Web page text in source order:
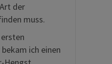
der
muss.
ich einen